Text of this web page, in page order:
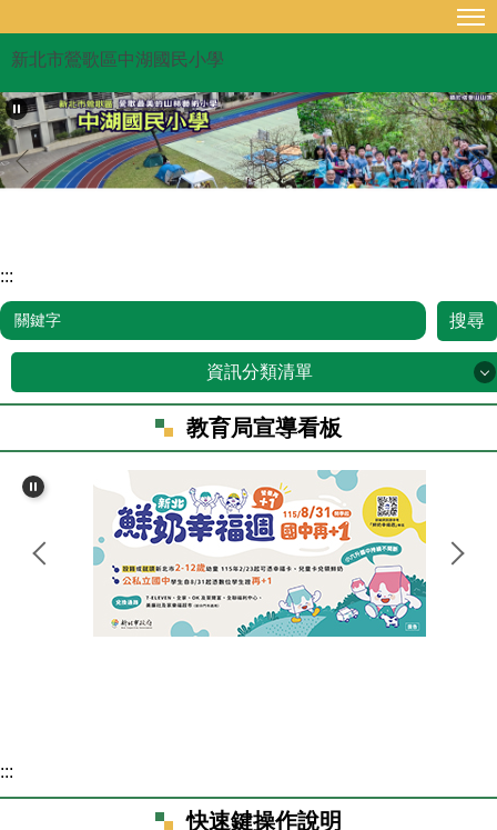
主
要
內
容
區
新北市鶯歌區中湖國民小學
:::
搜尋
資訊分類清單
行政單位
家長會
教育局宣導看板
:::
快速鍵操作說明